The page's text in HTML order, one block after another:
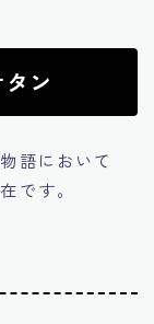
ン
語において
です。